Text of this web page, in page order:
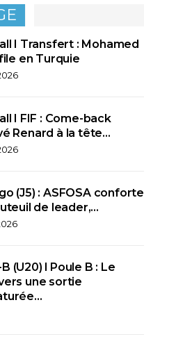
I Transfert : Mohamed
en Turquie
I FIF : Come-back
Renard à la tête…
(J5) : ASFOSA conforte
de leader,…
(U20) l Poule B : Le
une sortie